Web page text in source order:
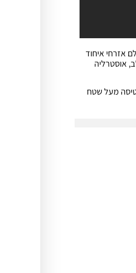
אזרחי איחוד
אוסטרליה
לטיסה מעל שטח